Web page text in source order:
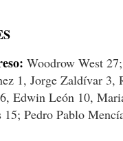
Woodrow West
1, Jorge Zaldívar 3,
Edwin León 10,
Pedro Pablo